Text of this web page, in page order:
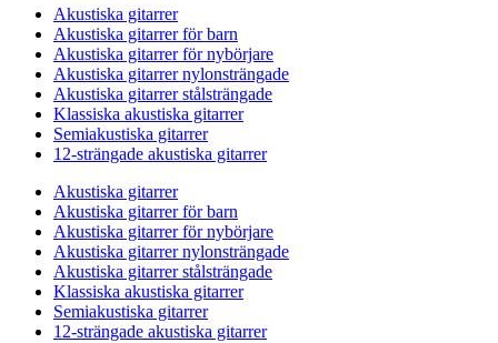
Akustiska gitarrer
Akustiska gitarrer för barn
Akustiska gitarrer för nybörjare
Akustiska gitarrer nylonsträngade
Akustiska gitarrer stålsträngade
Klassiska akustiska gitarrer
Semiakustiska gitarrer
12-strängade akustiska gitarrer
Akustiska gitarrer
Akustiska gitarrer för barn
Akustiska gitarrer för nybörjare
Akustiska gitarrer nylonsträngade
Akustiska gitarrer stålsträngade
Klassiska akustiska gitarrer
Semiakustiska gitarrer
12-strängade akustiska gitarrer